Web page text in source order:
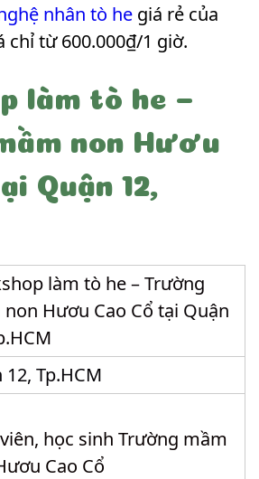
nhân tò he giá rẻ của
chỉ từ 600.000₫/1 giờ.
làm tò he –
non Hươu
Quận 12,
làm tò he – Trường
Hươu Cao Cổ tại Quận
12, Tp.HCM
học sinh Trường mầm
Cao Cổ